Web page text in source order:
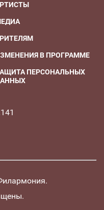
В ПРОГРАММЕ
ПЕРСОНАЛЬНЫХ